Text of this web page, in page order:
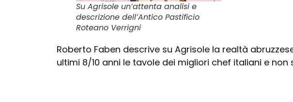
Su Agrisole un’attenta analisi e
descrizione dell’Antico Pastificio
Roteano Verrigni
Roberto Faben descrive su Agrisole la realtà
ultimi 8/10 anni le tavole dei migliori chef italiani e